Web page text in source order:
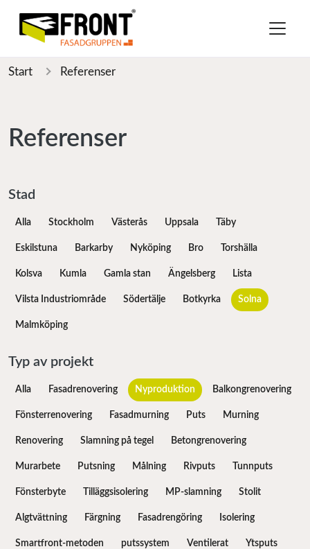
Start Referenser
Referenser
Stad
Alla Stockholm Västerås Uppsala Täby
Eskilstuna Barkarby Nyköping Bro Torshälla
Kolsva Kumla Gamla stan Ängelsberg Lista
Vilsta Industriområde Södertälje Botkyrka Solna
Malmköping
Typ av projekt
Alla Fasadrenovering Nyproduktion Balkongrenovering
Fönsterrenovering Fasadmurning Puts Murning
Renovering Slamning på tegel Betongrenovering
Murarbete Putsning Målning Rivputs Tunnputs
Fönsterbyte Tilläggsisolering MP-slamning Stolit
Algtvättning Färgning Fasadrengöring Isolering
Smartfront-metoden putssystem Ventilerat Ytsputs